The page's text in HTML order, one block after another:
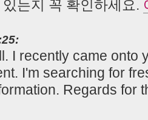
는지 꼭 확인하세요.
I recently came onto
I'm searching for
Regards for